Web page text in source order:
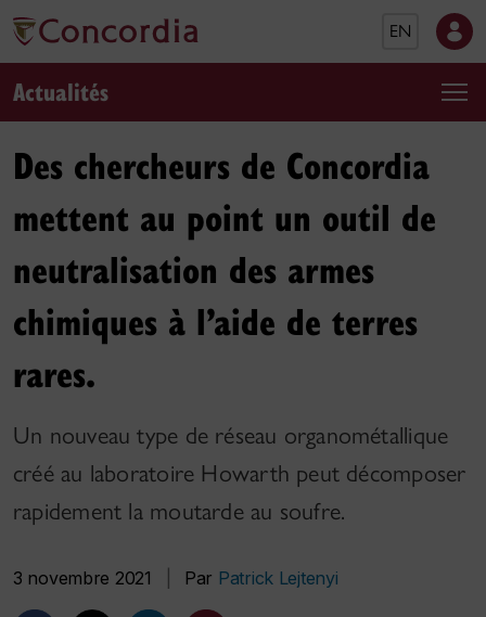
EN
Actualités
Des chercheurs de Concordia
mettent au point un outil de
neutralisation des armes
chimiques à l’aide de terres
rares.
Un nouveau type de réseau organométallique
créé au laboratoire Howarth peut décomposer
rapidement la moutarde au soufre.
3 novembre 2021 Par Patrick Lejtenyi